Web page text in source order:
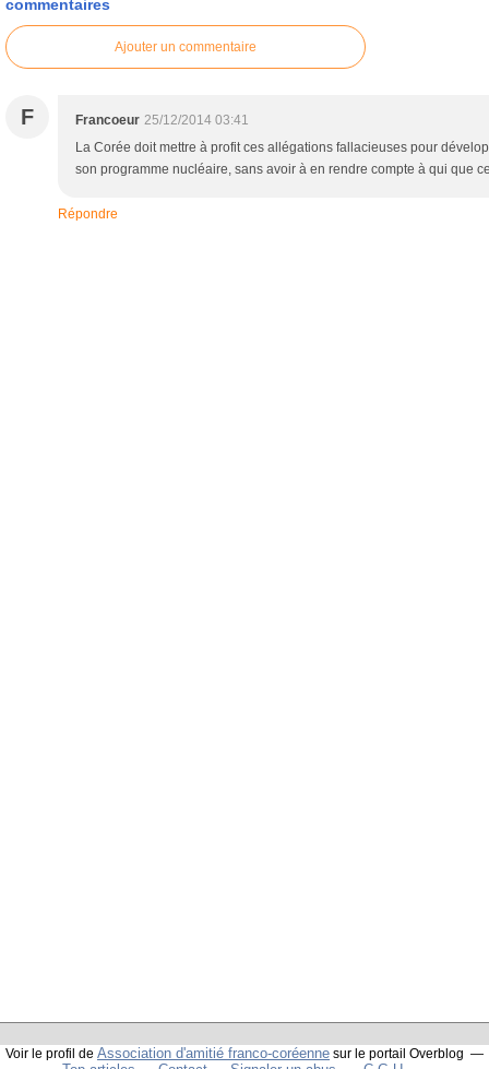
commentaires
Ajouter un commentaire
F Francoeur 25/12/2014 03:41
La Corée doit mettre à profit ces allégations fallacieuses pour
son programme nucléaire, sans avoir à en rendre compte à qui que
Répondre
Voir le profil de Association d'amitié franco-coréenne sur le portail Overblog